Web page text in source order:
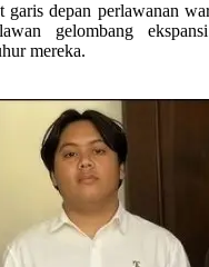
garis depan perlawanan
gelombang
mereka.